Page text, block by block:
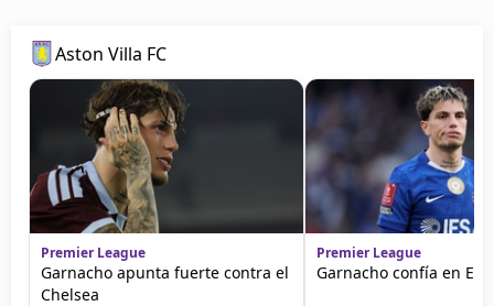
Aston Villa FC
Premier League
Garnacho apunta fuerte contra el
Chelsea
Premier League
Garnacho confía en